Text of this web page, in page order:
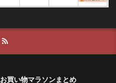
お買い物マラソンまとめ